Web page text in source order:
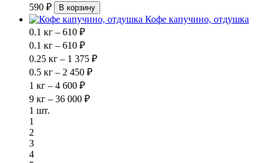
590 ₽
В корзину
Кофе капучино, отдушка
0.1 кг – 610 ₽
0.1 кг – 610 ₽
0.25 кг – 1 375 ₽
0.5 кг – 2 450 ₽
1 кг – 4 600 ₽
9 кг – 36 000 ₽
1 шт.
1
2
3
4